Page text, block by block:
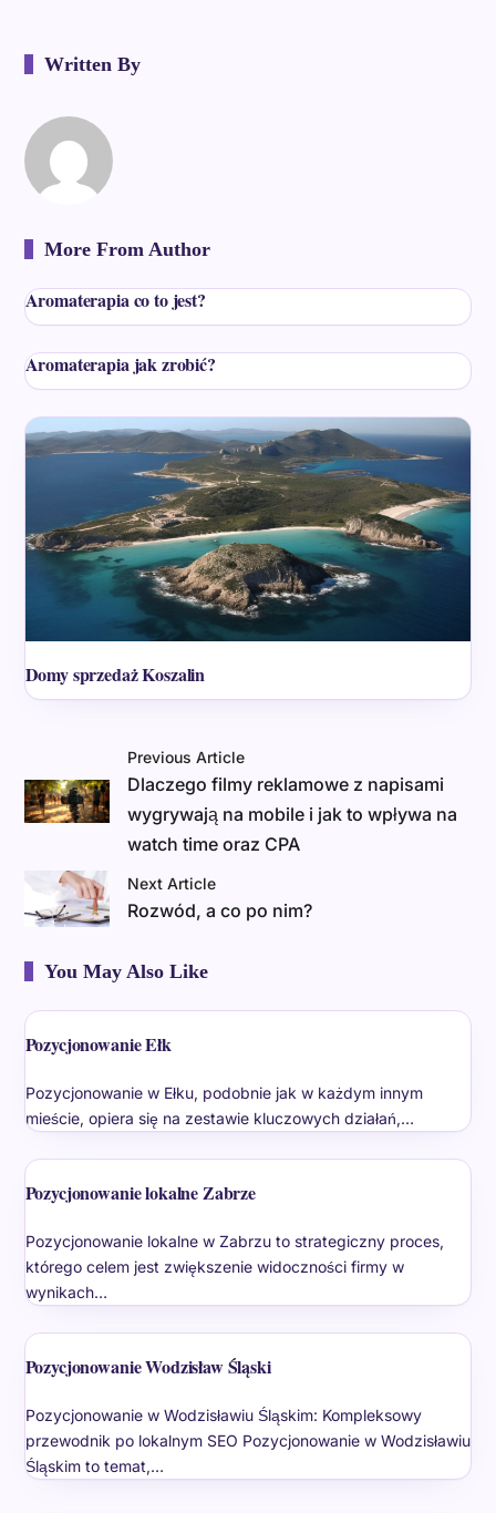
Written By
More From Author
Aromaterapia co to jest?
Aromaterapia jak zrobić?
Domy sprzedaż Koszalin
Previous Article
Dlaczego filmy reklamowe z napisami
wygrywają na mobile i jak to wpływa na
watch time oraz CPA
Next Article
Rozwód, a co po nim?
You May Also Like
Pozycjonowanie Ełk
Pozycjonowanie w Ełku, podobnie jak w każdym innym
mieście, opiera się na zestawie kluczowych działań,…
Pozycjonowanie lokalne Zabrze
Pozycjonowanie lokalne w Zabrzu to strategiczny proces,
którego celem jest zwiększenie widoczności firmy w
wynikach…
Pozycjonowanie Wodzisław Śląski
Pozycjonowanie w Wodzisławiu Śląskim: Kompleksowy
przewodnik po lokalnym SEO Pozycjonowanie w Wodzisławiu
Śląskim to temat,…